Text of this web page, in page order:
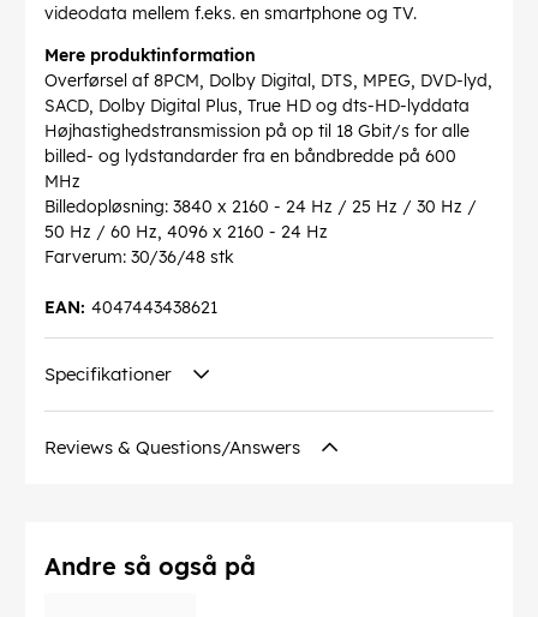
videodata mellem f.eks. en smartphone og TV.
Mere produktinformation
Overførsel af 8PCM, Dolby Digital, DTS, MPEG, DVD-lyd,
SACD, Dolby Digital Plus, True HD og dts-HD-lyddata
Højhastighedstransmission på op til 18 Gbit/s for alle
billed- og lydstandarder fra en båndbredde på 600
MHz
Billedopløsning: 3840 x 2160 - 24 Hz / 25 Hz / 30 Hz /
50 Hz / 60 Hz, 4096 x 2160 - 24 Hz
Farverum: 30/36/48 stk
4047443438621
EAN:
Specifikationer
Reviews & Questions/Answers
Andre så også på